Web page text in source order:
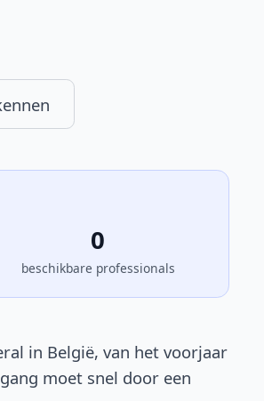
0
beschikbare professionals
in België, van het voorjaar
moet snel door een